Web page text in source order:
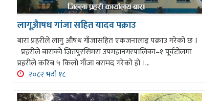
लागूअैाषध गांजा सहित यादव पक्राउ
बारा प्रहरीले लागु औषध गाँजासहित एकजनालाइ पक्राउ गरेको छ ।
प्रहरीले बाराको जितपुरसिमरा उपमहानगरपालिका–१ पूर्वटोलमा
प्रहरीले करिब ५ किलो गाँजा बरामद गरेको हो ।...
२०८२ भदौ १८